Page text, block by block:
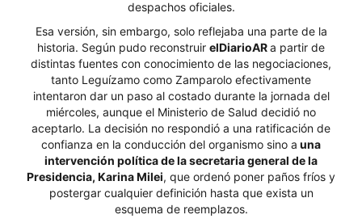
despachos oficiales.
Esa versión, sin embargo, solo reflejaba una parte de la
historia. Según pudo reconstruir elDiarioARa partir de
distintas fuentes con conocimiento de las negociaciones,
tanto Leguízamo como Zamparolo efectivamente
intentaron dar un paso al costado durante la jornada del
miércoles, aunque el Ministerio de Salud decidió no
aceptarlo. La decisión no respondió a una ratificación de
confianza en la conducción del organismo sino a una
intervención política de la secretaria general de la
Presidencia, Karina Milei, que ordenó poner paños fríos y
postergar cualquier definición hasta que exista un
esquema de reemplazos.